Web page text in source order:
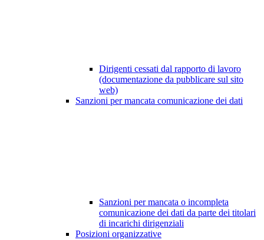
Dirigenti cessati dal rapporto di lavoro
(documentazione da pubblicare sul sito
web)
Sanzioni per mancata comunicazione dei dati
Sanzioni per mancata o incompleta
comunicazione dei dati da parte dei titolari
di incarichi dirigenziali
Posizioni organizzative